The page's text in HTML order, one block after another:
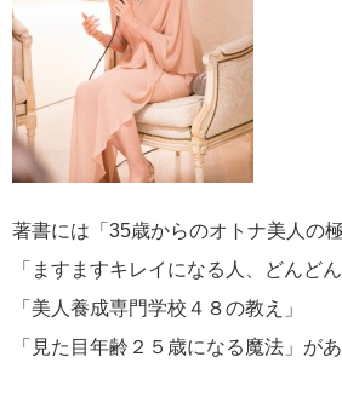
著書には「35歳からのオトナ美人の極
「ますますキレイになる人、どんど
「美人養成専門学校４８の教え」
「見た目年齢２５歳になる魔法」があ